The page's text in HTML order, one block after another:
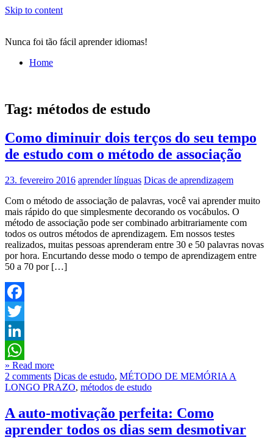
Skip to content
Nunca foi tão fácil aprender idiomas!
Home
Tag: métodos de estudo
Como diminuir dois terços do seu tempo
de estudo com o método de associação
23. fevereiro 2016 aprender línguas Dicas de aprendizagem
Com o método de associação de palavras, você vai aprender muito
mais rápido do que simplesmente decorando os vocábulos. O
método de associação pode ser combinado arbitrariamente com
todos os outros métodos de aprendizagem. Em nossos testes
realizados, muitas pessoas aprenderam entre 30 e 50 palavras novas
por hora. Encurtando desse modo o tempo de aprendizagem entre
50 a 70 por […]
Facebook
Twitter
LinkedIn
WhatsApp
» Read more
2 comments Dicas de estudo, MÉTODO DE MEMÓRIA A
LONGO PRAZO, métodos de estudo
A auto-motivação perfeita: Como
aprender todos os dias sem desmotivar